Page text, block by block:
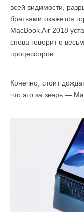
всей видимости,
братьями окажется
MacBook Air 2018
снова говорит о
процессоров.
Конечно, стоит
что это за зверь —